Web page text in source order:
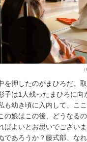
押したのがまひろだ。
子は1人残ったまひろに向
も幼き頃に入内して、こ
の娘はこの後、どうなる
ばよいとお思いでござい
であろうか？藤式部、な